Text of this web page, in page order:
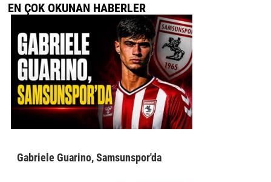
EN ÇOK OKUNAN HABERLER
Gabriele Guarino, Samsunspor'da